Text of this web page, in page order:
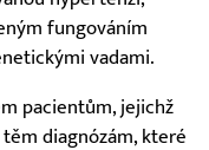
fungováním
vadami.
pacientům, jejichž
diagnózám, které